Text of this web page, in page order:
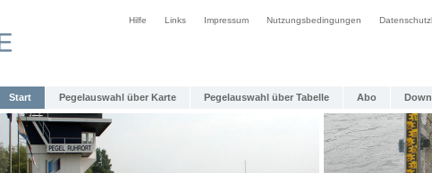
Hilfe Links Impressum Nutzungsbedingungen
Start Pegelauswahl über Karte Pegelauswahl über Tabelle Abo